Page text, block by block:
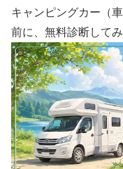
キャンピングカー（
前に、無料診断して